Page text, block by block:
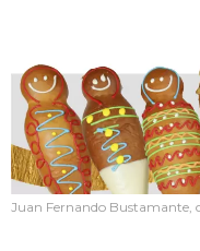
Juan Fernando Bustamante,